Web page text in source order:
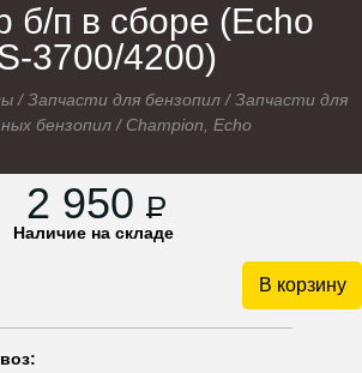
б/п в сборе (Echo
3700/4200)
/Запчасти для бензопил /Запчасти для
бензопил/ Champion, Echo
2 950 P
Наличие на складе
В корзину